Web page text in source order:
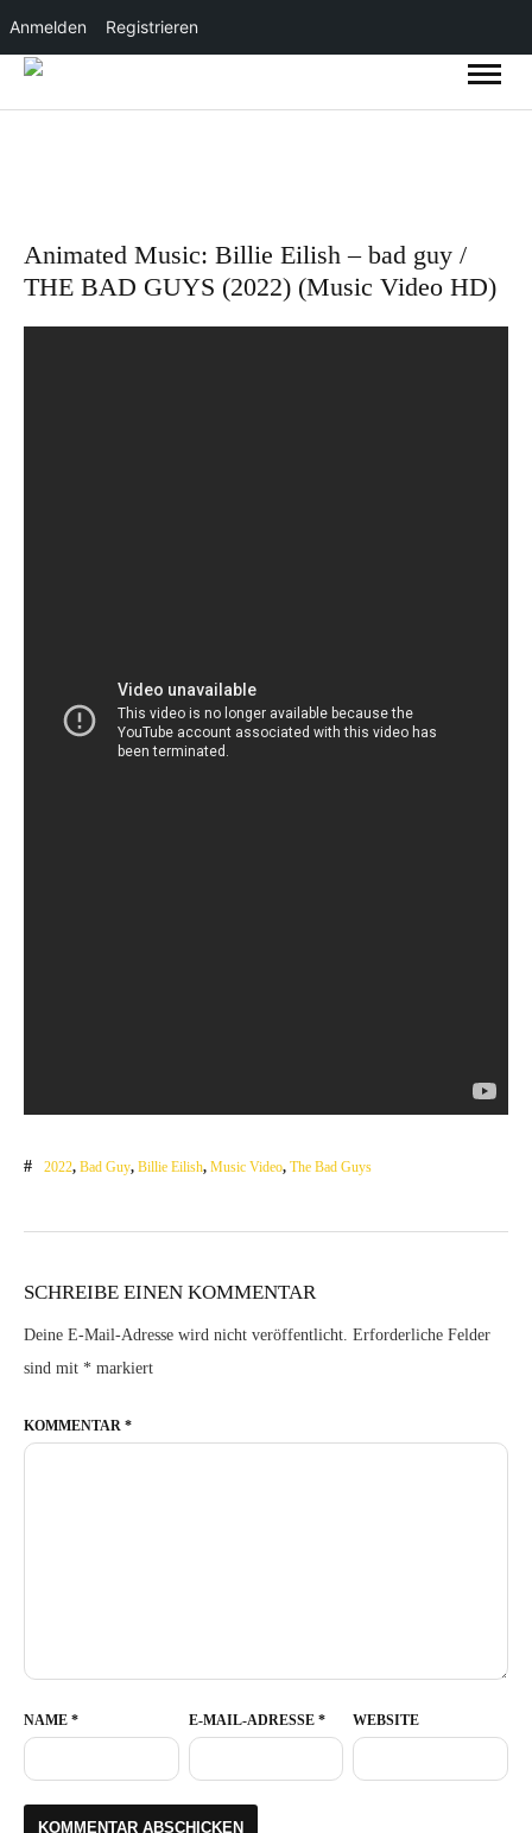
Anmelden Registrieren
Animated Music: Billie Eilish – bad guy /
THE BAD GUYS (2022) (Music Video HD)
2022, Bad Guy, Billie Eilish, Music Video, The Bad Guys
SCHREIBE EINEN KOMMENTAR
Deine E-Mail-Adresse wird nicht veröffentlicht. Erforderliche Felder
sind mit * markiert
KOMMENTAR *
NAME * E-MAIL-ADRESSE * WEBSITE